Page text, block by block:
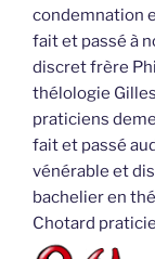
condemnation
fait et passé à
discret frère
thélologie
praticiens
fait et passé
vénérable et
bachelier en
Chotard